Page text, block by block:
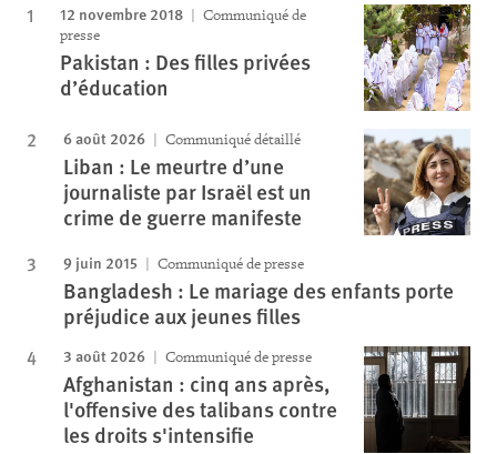
12 novembre 2018
Communiqué de
presse
Pakistan : Des filles privées
d’éducation
6 août 2026 Communiqué détaillé
Liban : Le meurtre d’une
journaliste par Israël est un
crime de guerre manifeste
9 juin 2015 Communiqué de presse
Bangladesh : Le mariage des enfants porte
préjudice aux jeunes filles
3 août 2026 Communiqué de presse
Afghanistan : cinq ans après,
l'offensive des talibans contre
les droits s'intensifie